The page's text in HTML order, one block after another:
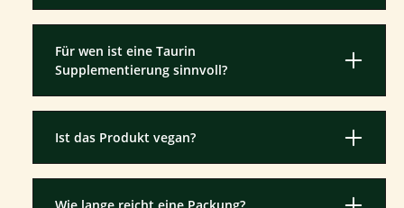
Für wen ist eine Taurin
Supplementierung sinnvoll?
Ist das Produkt vegan?